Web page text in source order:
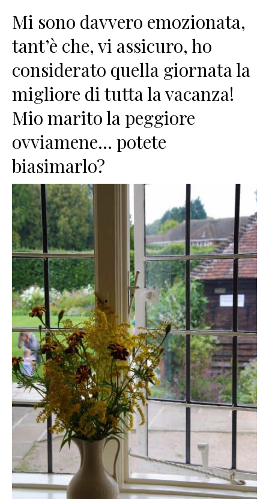
Mi sono davvero emozionata,
tant’è che, vi assicuro, ho
considerato quella giornata la
migliore di tutta la vacanza!
Mio marito la peggiore
ovviamene… potete
biasimarlo?